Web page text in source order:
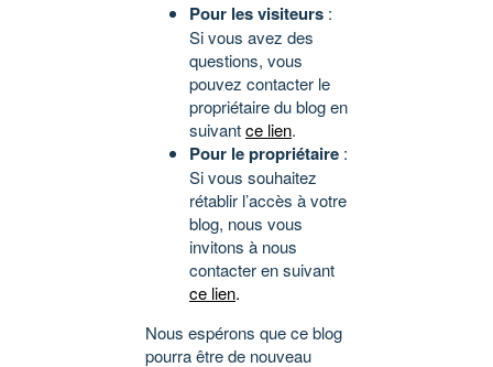
Pour les visiteurs :
Si vous avez des
questions, vous
pouvez contacter le
propriétaire du blog en
suivantce lien.
Pour le propriétaire :
Si vous souhaitez
rétablir l’accès à votre
blog, nous vous
invitons à nous
contacter en suivant
ce lien.
Nous espérons que ce blog
pourra être de nouveau